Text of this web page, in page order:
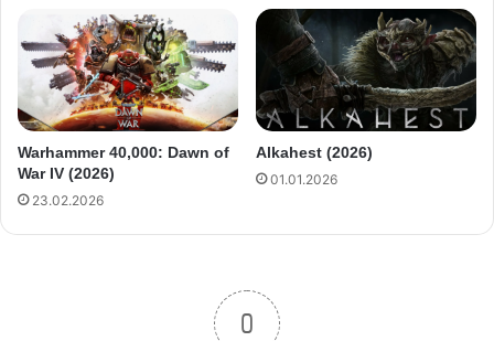
Warhammer 40,000: Dawn of
War IV (2026)
23.02.2026
Alkahest (2026)
01.01.2026
0